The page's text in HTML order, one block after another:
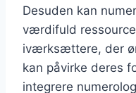
Desuden kan
værdifuld
iværksættere, der
kan påvirke deres
integrere